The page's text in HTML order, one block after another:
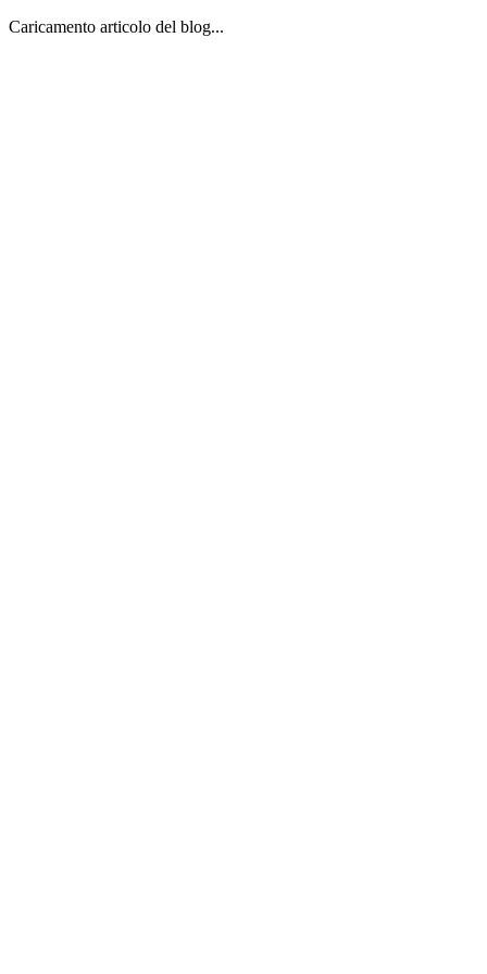
Caricamento articolo del blog...